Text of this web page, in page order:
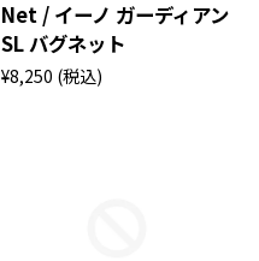
Net / イーノ ガーディアン
SL バグネット
¥8,250 (税込)